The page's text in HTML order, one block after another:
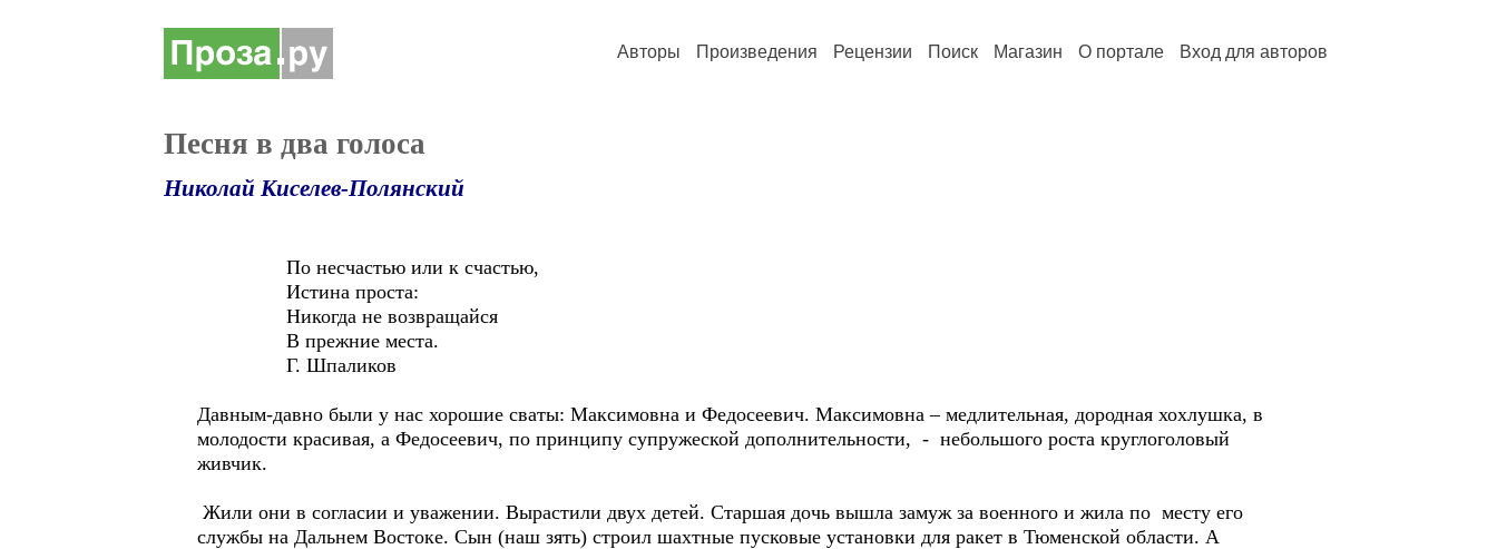
Авторы Произведения Рецензии Поиск Магазин О портале Вход для авторов
Песня в два голоса
Николай Киселев-Полянский
По несчастью или к счастью,
Истина проста:
Никогда не возвращайся
В прежние места.
Г. Шпаликов
Давным-давно были у нас хорошие сваты: Максимовна и Федосеевич. Максимовна – медлительная, дородная хохлушка, в
молодости красивая, а Федосеевич, по принципу супружеской дополнительности, - небольшого роста круглоголовый
живчик.
Жили они в согласии и уважении. Вырастили двух детей. Старшая дочь вышла замуж за военного и жила по месту его
службы на Дальнем Востоке. Сын (наш зять) строил шахтные пусковые установки для ракет в Тюменской области. А